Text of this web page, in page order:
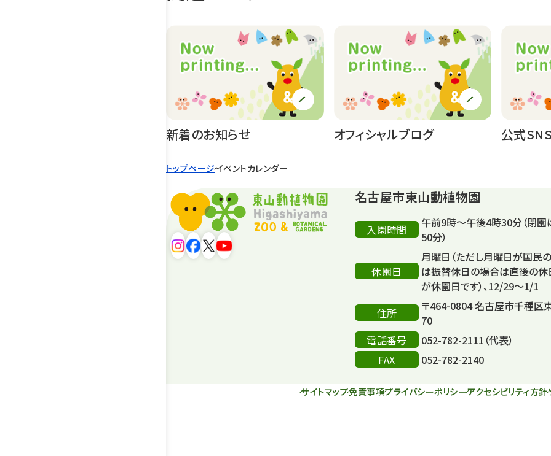
トップページイベントカレンダー
新着のお知らせ オフィシャルブログ 公式
名古屋市東山動植物園
入園時間
午前9時～午後4時30分（閉
50分）
休園日
月曜日（ただし月曜日が国民
は振替休日の場合は直後の
が休園日です）、12/29～1/1
住所
〒464-0804 名古屋市千種区
70
電話番号
052-782-2111（代表）
FAX
052-782-2140
サイトマップ免責事項プライバシーポリシーアクセシビリティ方針